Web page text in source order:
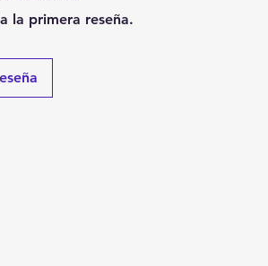
la primera reseña.